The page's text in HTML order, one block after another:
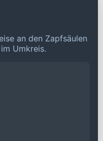
an den Zapfsäulen
Umkreis.